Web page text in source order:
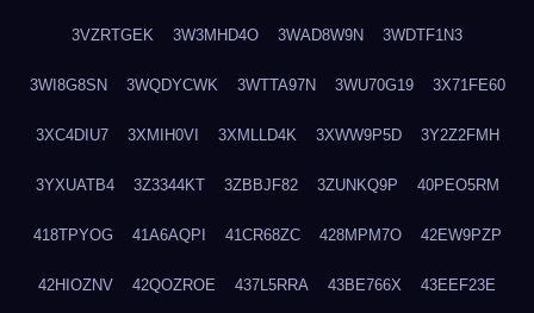
3VZRTGEK 3W3MHD4O 3WAD8W9N 3WDTF1N3
3WI8G8SN 3WQDYCWK 3WTTA97N 3WU70G19 3X71FE60
3XC4DIU7 3XMIH0VI 3XMLLD4K 3XWW9P5D 3Y2Z2FMH
3YXUATB4 3Z3344KT 3ZBBJF82 3ZUNKQ9P 40PEO5RM
418TPYOG 41A6AQPI 41CR68ZC 428MPM7O 42EW9PZP
42HIOZNV 42QOZROE 437L5RRA 43BE766X 43EEF23E